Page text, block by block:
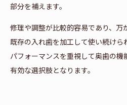
部分を補えます。
修理や調整が比較的容易であり、万
既存の入れ歯を加工して使い続けら
パフォーマンスを重視して奥歯の機
有効な選択肢となります。